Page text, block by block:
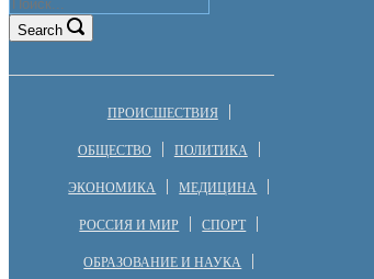
Search
ПРОИСШЕСТВИЯ
ОБЩЕСТВО ПОЛИТИКА
ЭКОНОМИКА МЕДИЦИНА
РОССИЯ И МИР СПОРТ
ОБРАЗОВАНИЕ И НАУКА